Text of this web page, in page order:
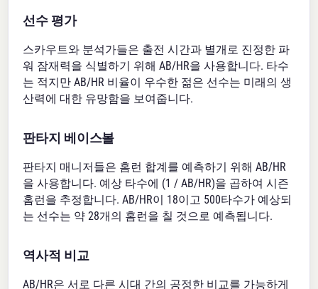
선수 평가
스카우트와 분석가들은 출전 시간과 별개로 진정한 파
워 잠재력을 식별하기 위해 AB/HR을 사용합니다. 타수
는 적지만 AB/HR 비율이 우수한 젊은 선수는 미래의 생
산력에 대한 유망함을 보여줍니다.
판타지 베이스볼
판타지 매니저들은 홈런 합계를 예측하기 위해 AB/HR
을 사용합니다. 예상 타수에 (1 / AB/HR)을 곱하여 시즌
홈런을 추정합니다. AB/HR이 18이고 500타수가 예상되
는 선수는 약 28개의 홈런을 칠 것으로 예측됩니다.
역사적 비교
AB/HR은 서로 다른 시대 간의 공정한 비교를 가능하게